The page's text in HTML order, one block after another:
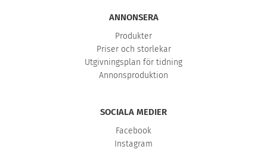
ANNONSERA
Produkter
Priser och storlekar
Utgivningsplan för tidning
Annonsproduktion
SOCIALA MEDIER
Facebook
Instagram